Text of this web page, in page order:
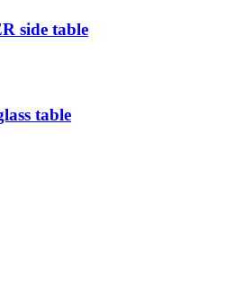
side table
table